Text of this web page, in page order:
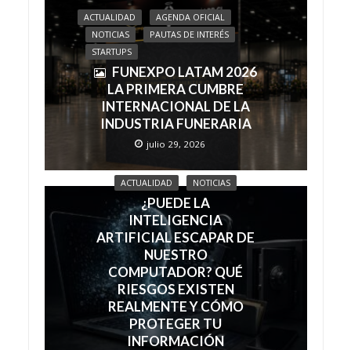
ACTUALIDAD
AGENDA OFICIAL
NOTICIAS
PAUTAS DE INTERÉS
STARTUPS
FUNEXPO LATAM 2026
LA PRIMERA CUMBRE
INTERNACIONAL DE LA
INDUSTRIA FUNERARIA
julio 29, 2026
ACTUALIDAD NOTICIAS
¿PUEDE LA
INTELIGENCIA
ARTIFICIAL ESCAPAR DE
NUESTRO
COMPUTADOR? QUÉ
RIESGOS EXISTEN
REALMENTE Y CÓMO
PROTEGER TU
INFORMACIÓN